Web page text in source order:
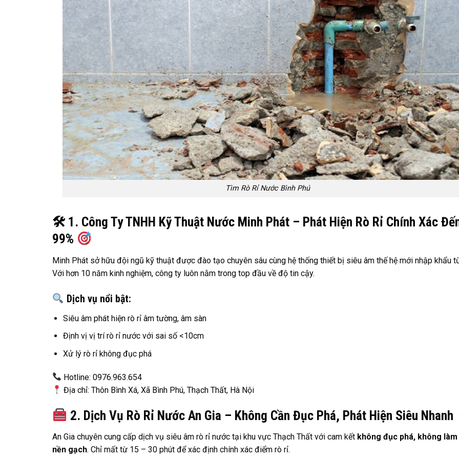
Tìm Rò Rỉ Nước Bình Phú
🛠 1. Công Ty TNHH Kỹ Thuật Nước Minh Phát – Phát Hiện Rò Rỉ Chính Xác
99%
Minh Phát sở hữu đội ngũ kỹ thuật được đào tạo chuyên sâu cùng hệ thống thiết bị siêu âm thế hệ mới nhập khẩu
Với hơn 10 năm kinh nghiệm, công ty luôn nằm trong top đầu về độ tin cậy.
Dịch vụ nổi bật:
Siêu âm phát hiện rò rỉ âm tường, âm sàn
Định vị vị trí rò rỉ nước với sai số <10cm
Xử lý rò rỉ không đục phá
Hotline: 0976.963.654
Địa chỉ: Thôn Bình Xá, Xã Bình Phú, Thạch Thất, Hà Nội
2. Dịch Vụ Rò Rỉ Nước An Gia – Không Cần Đục Phá, Phát Hiện Siêu Nhanh
An Gia chuyên cung cấp dịch vụ siêu âm rò rỉ nước tại khu vực Thạch Thất với cam kết không đục phá, không
nền gạch. Chỉ mất từ 15 – 30 phút để xác định chính xác điểm rò rỉ.